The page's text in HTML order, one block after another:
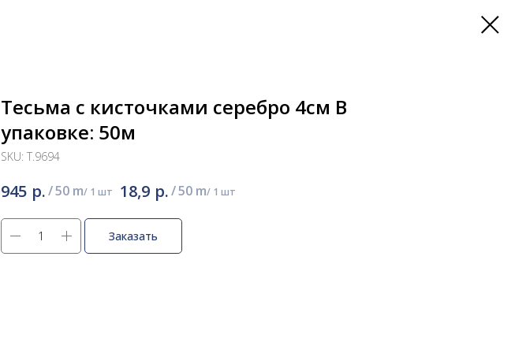
Тесьма с кисточками серебро 4см В
упаковке: 50м
SKU: Т.9694
945 р./50 m 18,9 р./50 m
Заказать